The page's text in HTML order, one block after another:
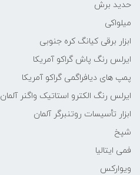
حدید برش
میلواکی
ابزار برقی کیانگ کره جنوبی
ایرلس رنگ پاش گراکو آمریکا
پمپ های دیافراگمی گراکو آمریکا
ایرلس رنگ الکترو استاتیک واگنر آلمان
ابزار تأسیسات روتنبرگر آلمان
شپخ
فمی ایتالیا
ویوارکس